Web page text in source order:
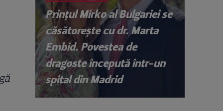
Prințul Mirko al Bulgariei se
căsătorește cu dr. Marta
Embid. Povestea de
dragoste începută într-un
spital din Madrid